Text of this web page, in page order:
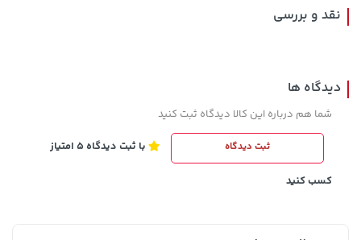
3,230,000 تومان
169,900 تومان
نقد و بررسی
دیدگاه ها
شما هم درباره این کالا دیدگاه ثبت کنید
ثبت دیدگاه با ثبت دیدگاه 5 امتیاز
کسب کنید